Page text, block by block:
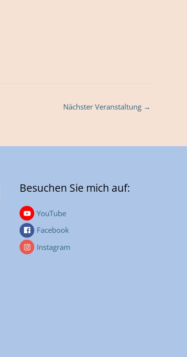
Nächster Veranstaltung →
Besuchen Sie mich auf:
YouTube
Facebook
Instagram